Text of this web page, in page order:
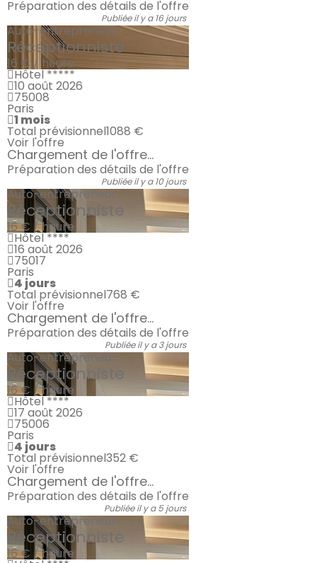
Préparation des détails de l'offre
Publiée il y a 16 jours
Auto-entrepreneur
Réceptionniste
16 € / heure
Hôtel *****
10 août 2026
75008
Paris
1 mois
Total prévisionnel1088 €
Voir l'offre
Chargement de l'offre...
Préparation des détails de l'offre
Publiée il y a 10 jours
Auto-entrepreneur
Réceptionniste
16 € / heure
Hôtel ****
16 août 2026
75017
Paris
4 jours
Total prévisionnel768 €
Voir l'offre
Chargement de l'offre...
Préparation des détails de l'offre
Publiée il y a 3 jours
Auto-entrepreneur
Réceptionniste
16 € / heure
Hôtel ****
17 août 2026
75006
Paris
4 jours
Total prévisionnel352 €
Voir l'offre
Chargement de l'offre...
Préparation des détails de l'offre
Publiée il y a 5 jours
Auto-entrepreneur
Réceptionniste
16 € / heure